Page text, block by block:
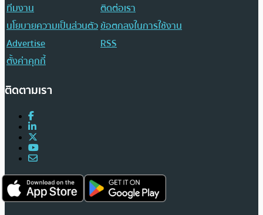
ทีมงาน
ติดต่อเรา
นโยบายความเป็นส่วนตัวข้อตกลงในการใช้งาน
Advertise
RSS
ตั้งค่าคุกกี้
ติดตามเรา